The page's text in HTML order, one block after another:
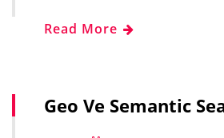
Read More
Geo Ve Semantic